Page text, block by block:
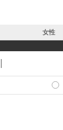
女性